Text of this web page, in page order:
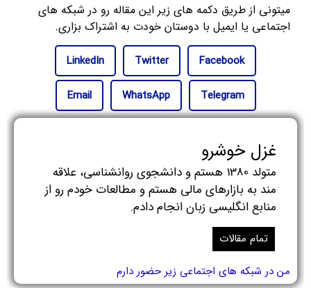
میتونی از طریق دکمه های زیر این مقاله رو در شبکه های
اجتماعی یا ایمیل با دوستان خودت به اشتراک بزاری.
Facebook
Twitter
LinkedIn
Telegram
WhatsApp
Email
غزل خوشرو
متولد 1380 هستم و دانشجوی روانشناسی، علاقه
مند به بازارهای مالی هستم و مطالعات خودم رو از
منابع انگلیسی زبان انجام دادم.
تمام مقالات
من در شبکه های اجتماعی زیر حضور دارم